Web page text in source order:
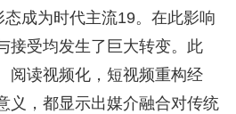
态成为时代主流19。在此影响
接受均发生了巨大转变。此
阅读视频化，短视频重构经
义，都显示出媒介融合对传统